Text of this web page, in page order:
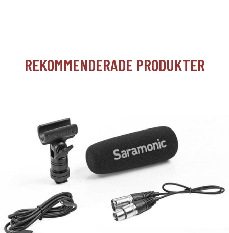
REKOMMENDERADE PRODUKTER